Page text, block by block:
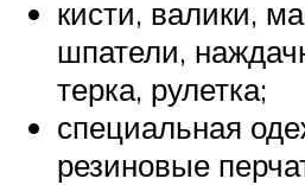
кисти, валики,
шпатели,
терка, рулетка;
специальная
резиновые